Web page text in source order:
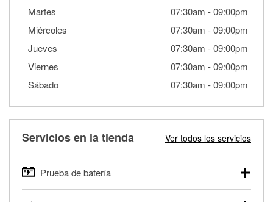
Martes
07:30am -09:00pm
Miércoles
07:30am -09:00pm
Jueves
07:30am -09:00pm
Viernes
07:30am -09:00pm
Sábado
07:30am -09:00pm
Servicios en la tienda Ver todos los servicios
Prueba de batería